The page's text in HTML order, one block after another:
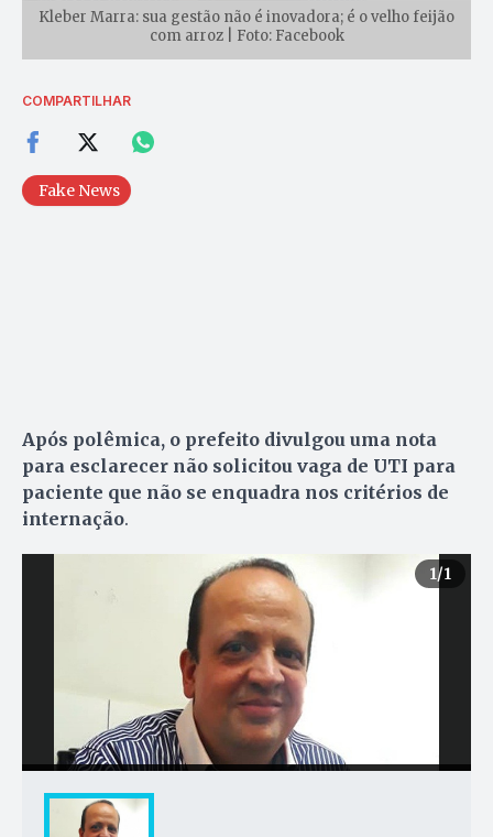
Kleber Marra: sua gestão não é inovadora; é o velho feijão
com arroz | Foto: Facebook
COMPARTILHAR
Fake News
Após polêmica, o prefeito divulgou uma nota
para esclarecer não solicitou vaga de UTI para
paciente que não se enquadra nos critérios de
internação.
1/1